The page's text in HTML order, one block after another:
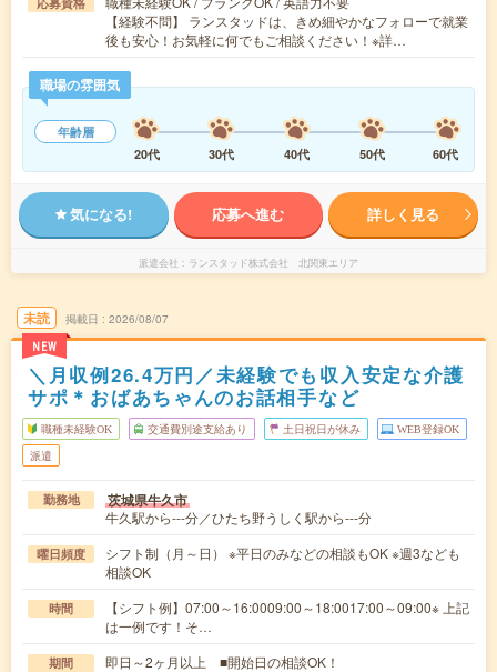
【経験不問】 ランスタッドは、きめ細やかなフォローで就業
後も安心！お気軽に何でもご相談ください！※詳…
職場の雰囲気
年齢層
20代
30代 40代 50代 60代
気になる! 応募へ進む 詳しく見る
派遣会社 ランスタッド株式会社 北関東エリア
未読
NEW
掲載日 2026/08/07
＼月収例26.4万円／未経験でも収入安定な介護
サポ＊おばあちゃんのお話相手など
職種未経験OK 交通費別途支給あり 土日祝日が休み WEB登録OK
派遣
勤務地 茨城県牛久市
牛久駅から---分／ひたち野うしく駅から---分
曜日頻度
シフト制（月～日） ※平日のみなどの相談もOK ※週3なども
相談OK
時間
【シフト例】07:00～16:0009:00～18:0017:00～09:00※ 上記
は一例です！そ…
期間 即日～2ヶ月以上 ■開始日の相談OK！